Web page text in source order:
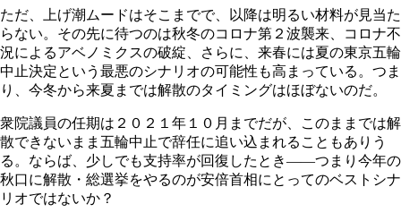
ただ、上げ潮ムードはそこまでで、以降は明るい材料が見当た
らない。その先に待つのは秋冬のコロナ第２波襲来、コロナ不
況によるアベノミクスの破綻、さらに、来春には夏の東京五輪
中止決定という最悪のシナリオの可能性も高まっている。つま
り、今冬から来夏までは解散のタイミングはほぼないのだ。
衆院議員の任期は２０２１年１０月までだが、このままでは解
散できないまま五輪中止で辞任に追い込まれることもありう
る。ならば、少しでも支持率が回復したとき――つまり今年の
秋口に解散・総選挙をやるのが安倍首相にとってのベストシナ
リオではないか？